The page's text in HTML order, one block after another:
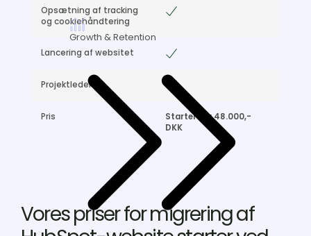
Growth & Retention
Opsætning af tracking
og cookiehåndtering
Included
Lancering af websitet Included
Projektledelse Included
Pris
Starter fra 48.000,-
DKK
Vores priser for migrering af